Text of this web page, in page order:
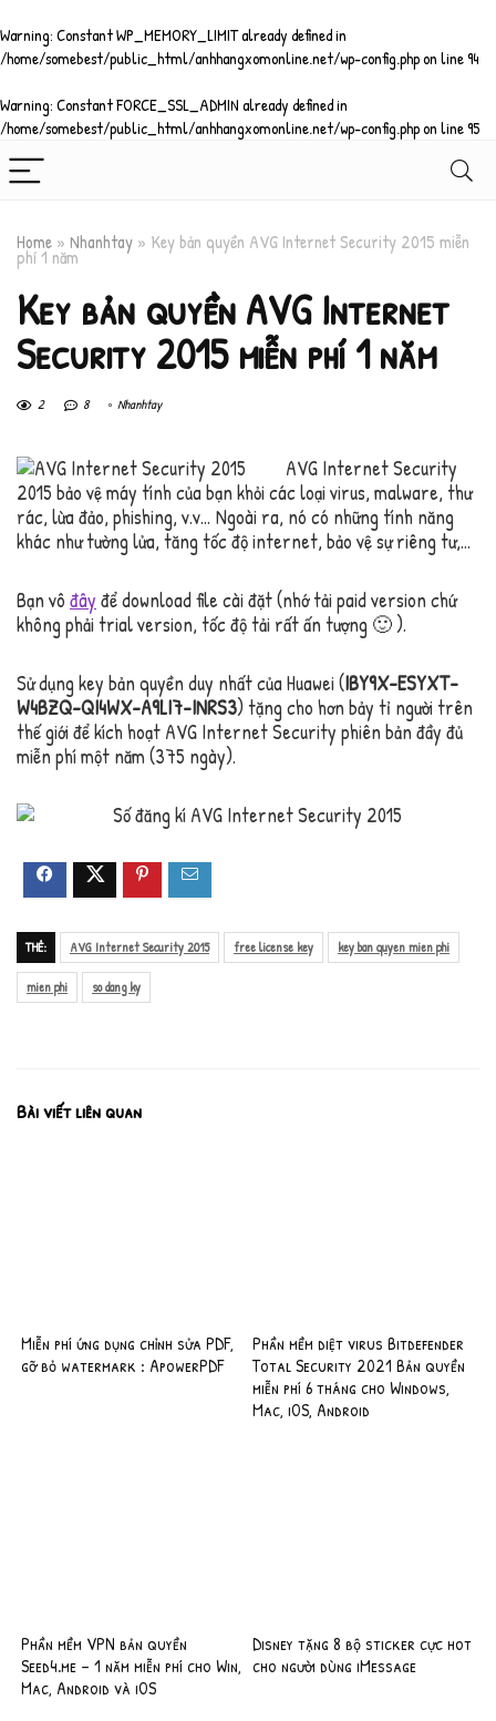
Warning: Constant WP_MEMORY_LIMIT already defined in
/home/somebest/public_html/anhhangxomonline.net/wp-config.phpon line94
Warning: Constant FORCE_SSL_ADMIN already defined in
/home/somebest/public_html/anhhangxomonline.net/wp-config.phpon line95
Home » Nhanhtay » Key bản quyền AVG Internet Security 2015 miễn
phí 1 năm
Key bản quyền AVG Internet
Security 2015 miễn phí 1 năm
2 8 Nhanhtay
AVG Internet Security
2015 bảo vệ máy tính của bạn khỏi các loại virus, malware, thư
rác, lừa đảo, phishing, v.v… Ngoài ra, nó có những tính năng
khác như tường lửa, tăng tốc độ internet, bảo vệ sự riêng tư,…
Bạn vô đây để download file cài đặt (nhớ tải paid version chứ
không phải trial version, tốc độ tải rất ấn tượng 🙂 ).
Sử dụng key bản quyền duy nhất của Huawei (IBY9X-ESYXT-
W4BZQ-QI4WX-A9LI7-INRS3) tặng cho hơn bảy tỉ người trên
thế giới để kích hoạt AVG Internet Security phiên bản đầy đủ
miễn phí một năm (375 ngày).
THẺ: AVG Internet Security 2015 free license key key ban quyen mien phi
mien phi so dang ky
Bài viết liên quan
Miễn phí ứng dụng chỉnh sửa PDF,
gỡ bỏ watermark : ApowerPDF
Phần mềm diệt virus Bitdefender
Total Security 2021 Bản quyền
miễn phí 6 tháng cho Windows,
Mac, iOS, Android
Phần mềm VPN bản quyền
Seed4.me – 1 năm miễn phí cho Win,
Mac, Android và iOS
Disney tặng 8 bộ sticker cực hot
cho người dùng iMessage